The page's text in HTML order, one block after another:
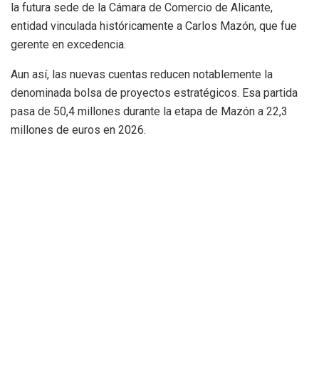
la futura sede de la Cámara de Comercio de Alicante,
entidad vinculada históricamente a Carlos Mazón, que fue
gerente en excedencia.
Aun así, las nuevas cuentas reducen notablemente la
denominada bolsa de proyectos estratégicos. Esa partida
pasa de 50,4 millones durante la etapa de Mazón a 22,3
millones de euros en 2026.